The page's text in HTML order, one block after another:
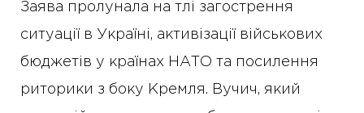
Заява пролунала на тлі загострення
ситуації в Україні, активізації військових
бюджетів у країнах НАТО та посилення
риторики з боку Кремля. Вучич, який